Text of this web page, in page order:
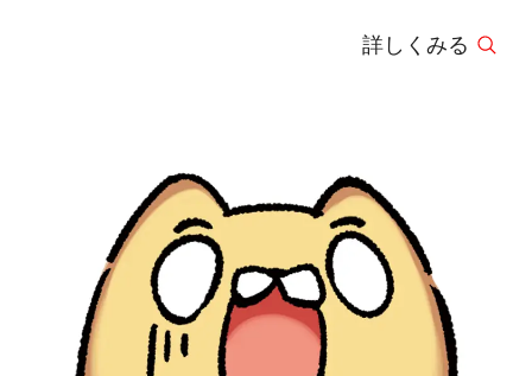
arise」 を初め、「まふまふ、活動10周年記念ト
Reincarnation」タイトル挿絵、「龍が如く 絆」
アートディレクター、「ファイナルファンタジー
零式」モンスターデザイン「天才テレビくん」電
キャデザイン、小説「義仲これにあり」表紙イラ
ストなど、ゲーム、出版、Webなど幅広いフィー
ルドで活躍している。
詳しくみる